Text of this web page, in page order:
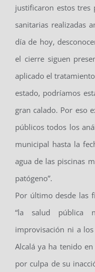
justificaron estos tres
sanitarias realizadas
día de hoy,
el cierre siguen
aplicado el
estado, podríamos
gran calado. Por eso
públicos todos los
municipal hasta la
agua de las piscinas
patógeno”.
Por último desde las
“la salud pública
improvisación ni a
Alcalá ya ha tenido
por culpa de su